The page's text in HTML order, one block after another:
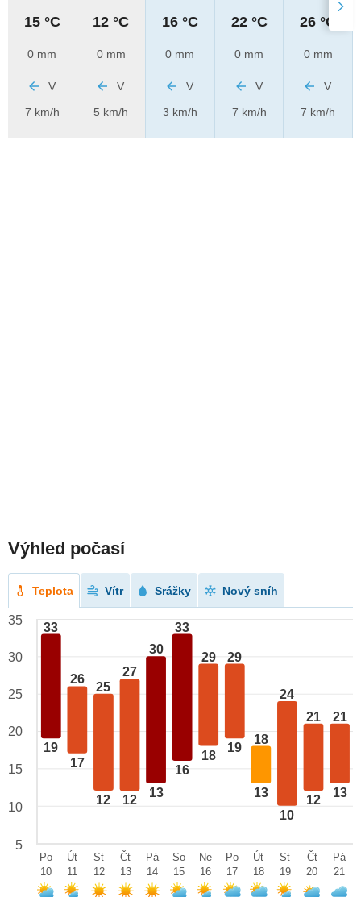
15 °C
0 mm
V
7 km/h
12 °C
0 mm
V
5 km/h
16 °C
0 mm
V
3 km/h
22 °C
0 mm
V
7 km/h
26 °C
0 mm
V
7 km/h
Výhled počasí
Teplota Vítr Srážky Nový sníh
33
19
26
17
25
12
27
12
30
13
33
16
29
18
29
19
18
13
24
10
21
12
21
13
35
30
25
20
15
10
5
Po
10
Út
11
St
12
Čt
13
Pá
14
So
15
Ne
16
Po
17
Út
18
St
19
Čt
20
Pá
21